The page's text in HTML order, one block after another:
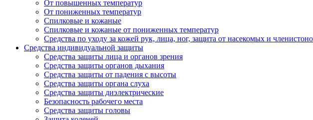
От повышенных температур
От пониженных температур
Спилковые и кожаные
Спилковые и кожаные от пониженных температур
Средства по уходу за кожей рук, лица, ног, защита от насекомых и
Средства индивидуальной защиты
Средства защиты лица и органов зрения
Средства защиты органов дыхания
Средства защиты от падения с высоты
Средства защиты органа слуха
Средства защиты диэлектрические
Безопасность рабочего места
Средства защиты головы